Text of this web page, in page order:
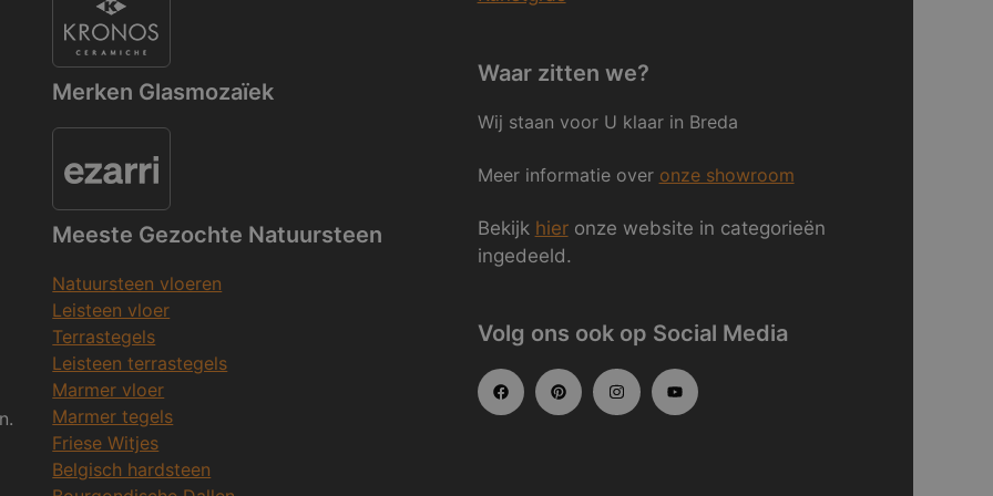
Merken Glasmozaïek
Meeste Gezochte Natuursteen
Natuursteen vloeren
Leisteen vloer
Terrastegels
Leisteen terrastegels
Marmer vloer
Marmer tegels
Friese Witjes
Belgisch hardsteen
Waar zitten we?
Wij staan voor U klaar in Breda
Meer informatie over onze showroom
Bekijk hieronze website in categorieën
ingedeeld.
Volg ons ook op Social Media